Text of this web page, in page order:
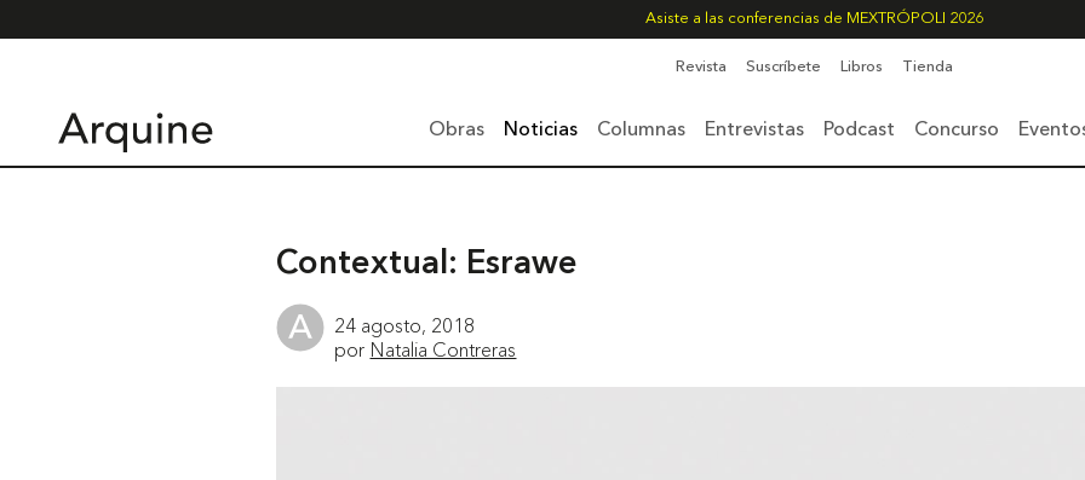
Asiste a las conferencias de MEXTRÓPOLI 2026
Revista Suscríbete Libros Tienda
Obras Noticias Columnas Entrevistas Podcast Concurso
Contextual: Esrawe
24 agosto, 2018
por Natalia Contreras